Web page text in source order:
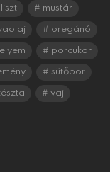
liszt mustár
oregánó
porcukor
sütőpor
vaj